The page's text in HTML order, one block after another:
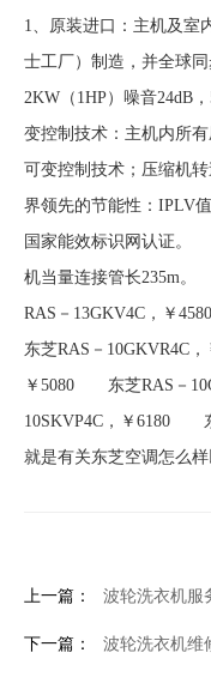
1、原装进口：主机及室
士工厂）制造，并全球
2KW（1HP）噪音
变控制技术：主机内所
可变控制技术；压缩机
界领先的节能性：IPLV
国家能效标识网认证
机当量连接管长
RAS－13GKV4C，￥
东芝RAS－10GKVR4C
￥5080 东芝RAS－
10SKVP4C，￥6180
就是有关东芝空调怎么样
上一篇： 波轮洗衣机服
下一篇： 波轮洗衣机维